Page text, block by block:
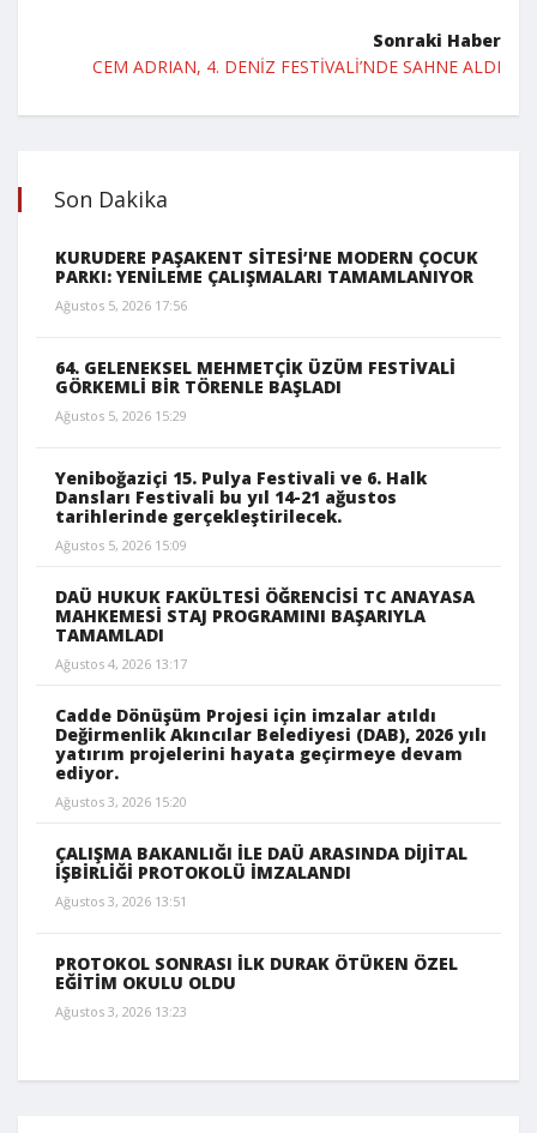
Sonraki Haber
CEM ADRIAN, 4. DENİZ FESTİVALİ’NDE SAHNE ALDI
Son Dakika
KURUDERE PAŞAKENT SİTESİ’NE MODERN ÇOCUK
PARKI: YENİLEME ÇALIŞMALARI TAMAMLANIYOR
Ağustos 5, 2026 17:56
64. GELENEKSEL MEHMETÇİK ÜZÜM FESTİVALİ
GÖRKEMLİ BİR TÖRENLE BAŞLADI
Ağustos 5, 2026 15:29
Yeniboğaziçi 15. Pulya Festivali ve 6. Halk
Dansları Festivali bu yıl 14-21 ağustos
tarihlerinde gerçekleştirilecek.
Ağustos 5, 2026 15:09
DAÜ HUKUK FAKÜLTESİ ÖĞRENCİSİ TC ANAYASA
MAHKEMESİ STAJ PROGRAMINI BAŞARIYLA
TAMAMLADI
Ağustos 4, 2026 13:17
Cadde Dönüşüm Projesi için imzalar atıldı
Değirmenlik Akıncılar Belediyesi (DAB), 2026 yılı
yatırım projelerini hayata geçirmeye devam
ediyor.
Ağustos 3, 2026 15:20
ÇALIŞMA BAKANLIĞI İLE DAÜ ARASINDA DİJİTAL
İŞBİRLİĞİ PROTOKOLÜ İMZALANDI
Ağustos 3, 2026 13:51
PROTOKOL SONRASI İLK DURAK ÖTÜKEN ÖZEL
EĞİTİM OKULU OLDU
Ağustos 3, 2026 13:23